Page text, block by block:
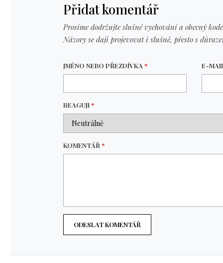
Přidat komentář
Prosíme dodržujte slušné vychování a obecný
Názory se daji projevovat i slušně, přesto s
JMÉNO NEBO PŘEZDÍVKA* E-
REAGUJI*
KOMENTÁŘ*
ODESLAT KOMENTÁŘ